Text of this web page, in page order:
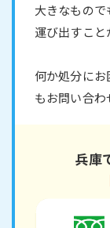
大きなもの
運び出すこと
何か処分に
もお問い合わ
兵庫